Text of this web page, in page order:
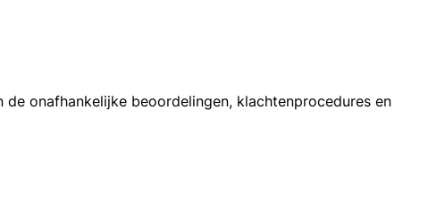
onafhankelijke beoordelingen, klachtenprocedures en